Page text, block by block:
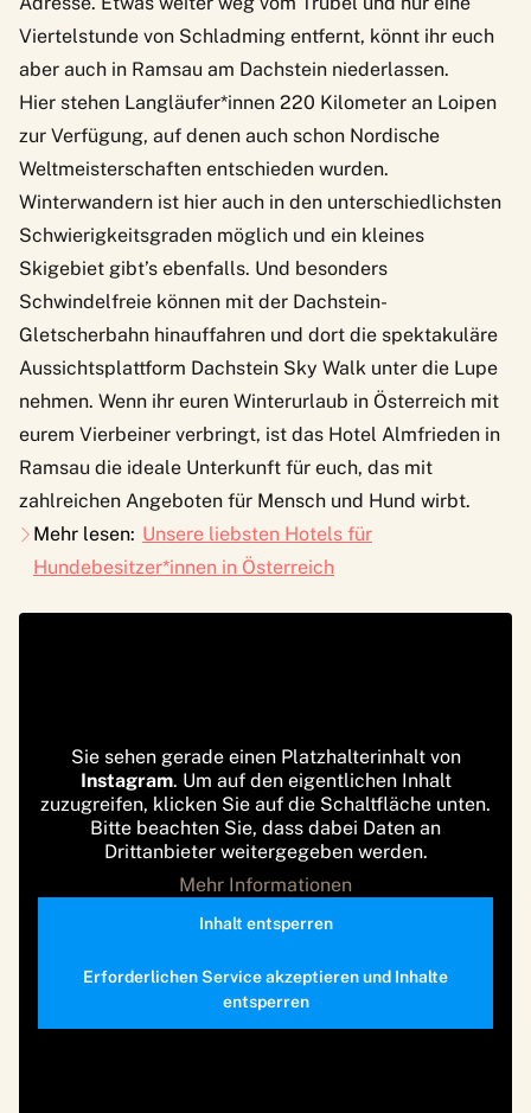
Viertelstunde von Schladming entfernt, könnt ihr euch
aber auch in Ramsau am Dachstein niederlassen.
Hier stehen Langläufer*innen 220 Kilometer an Loipen
zur Verfügung, auf denen auch schon Nordische
Weltmeisterschaften entschieden wurden.
Winterwandern ist hier auch in den unterschiedlichsten
Schwierigkeitsgraden möglich und ein kleines
Skigebiet gibt’s ebenfalls. Und besonders
Schwindelfreie können mit der Dachstein-
Gletscherbahn hinauffahren und dort die spektakuläre
Aussichtsplattform Dachstein Sky Walk unter die Lupe
nehmen. Wenn ihr euren Winterurlaub in Österreich mit
eurem Vierbeiner verbringt, ist das Hotel Almfrieden in
Ramsau die ideale Unterkunft für euch, das mit
zahlreichen Angeboten für Mensch und Hund wirbt.
Mehr lesen: Unsere liebsten Hotels für
Hundebesitzer*innen in Österreich
Sie sehen gerade einen Platzhalterinhalt von
Instagram. Um auf den eigentlichen Inhalt
zuzugreifen, klicken Sie auf die Schaltfläche unten.
Bitte beachten Sie, dass dabei Daten an
Drittanbieter weitergegeben werden.
Mehr Informationen
Inhalt entsperren
Erforderlichen Service akzeptieren und Inhalte
entsperren